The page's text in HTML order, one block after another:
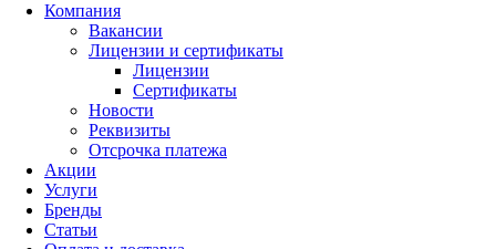
Компания
Вакансии
Лицензии и сертификаты
Лицензии
Сертификаты
Новости
Реквизиты
Отсрочка платежа
Акции
Услуги
Бренды
Статьи